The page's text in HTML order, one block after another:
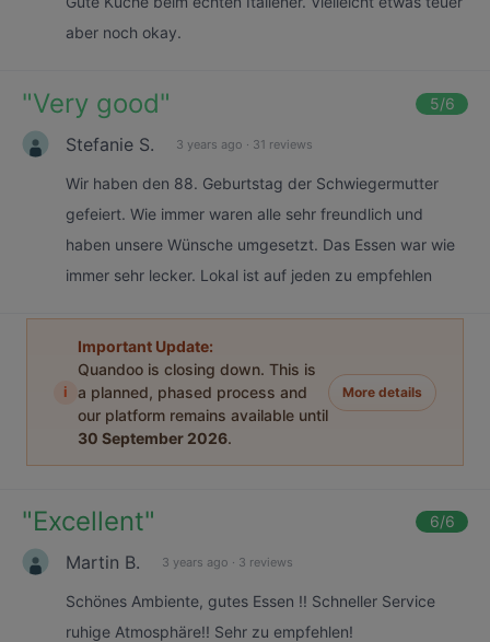
aber noch okay.
"Very good" 5/6
Stefanie S. 3 years ago · 31 reviews
Wir haben den 88. Geburtstag der Schwiegermutter
gefeiert. Wie immer waren alle sehr freundlich und
haben unsere Wünsche umgesetzt. Das Essen war wie
immer sehr lecker. Lokal ist auf jeden zu empfehlen
i
Important Update:
Quandoo is closing down. This is
a planned, phased process and
our platform remains available until
30 September 2026.
More details
"Excellent" 6/6
Martin B. 3 years ago · 3 reviews
Schönes Ambiente, gutes Essen !! Schneller Service
ruhige Atmosphäre!! Sehr zu empfehlen!